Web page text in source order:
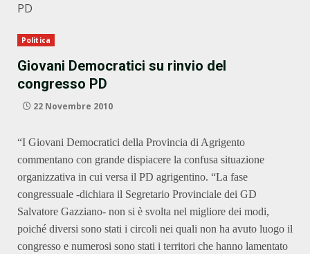
PD
Politica
Giovani Democratici su rinvio del
congresso PD
22 Novembre 2010
“I Giovani Democratici della Provincia di Agrigento
commentano con grande dispiacere la confusa situazione
organizzativa in cui versa il PD agrigentino. “La fase
congressuale -dichiara il Segretario Provinciale dei GD
Salvatore Gazziano- non si è svolta nel migliore dei modi,
poiché diversi sono stati i circoli nei quali non ha avuto luogo il
congresso e numerosi sono stati i territori che hanno lamentato